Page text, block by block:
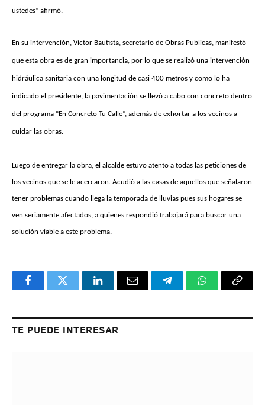
ustedes” afirmó.
En su intervención, Víctor Bautista, secretario de Obras Publicas, manifestó
que esta obra es de gran importancia, por lo que se realizó una intervención
hidráulica sanitaria con una longitud de casi 400 metros y como lo ha
indicado el presidente, la pavimentación se llevó a cabo con concreto dentro
del programa “En Concreto Tu Calle”, además de exhortar a los vecinos a
cuidar las obras.
Luego de entregar la obra, el alcalde estuvo atento a todas las peticiones de
los vecinos que se le acercaron. Acudió a las casas de aquellos que señalaron
tener problemas cuando llega la temporada de lluvias pues sus hogares se
ven seriamente afectados, a quienes respondió trabajará para buscar una
solución viable a este problema.
FacebookTwitter LinkedInEmail TelegramWhatsApp
Copy
TE PUEDE INTERESAR